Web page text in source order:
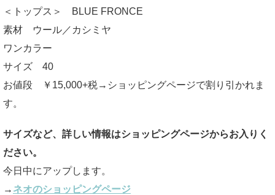
＜トップス＞ BLUE FRONCE
素材 ウール／カシミヤ
ワンカラー
サイズ 40
お値段 ￥15,000+税→ショッピングページで割り引かれま
す。
サイズなど、詳しい情報はショッピングページからお入りく
ださい。
今日中にアップします。
→ ネオのショッピングページ